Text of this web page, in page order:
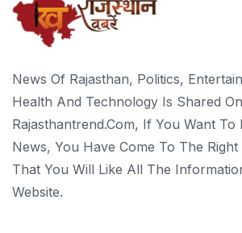
News Of Rajasthan, Politics,
Health And Technology Is Shared On
Rajasthantrend.com, If You Want To
News, You Have Come To The
That You Will Like All The
Website.